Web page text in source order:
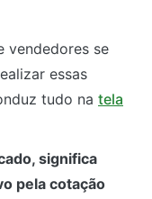
vendedores se
essas
tudo na tela
significa
pela cotação